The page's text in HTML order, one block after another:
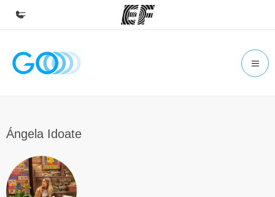
Inicio
Encuentra una oficina
Sobre nosotros
Ángela Idoate